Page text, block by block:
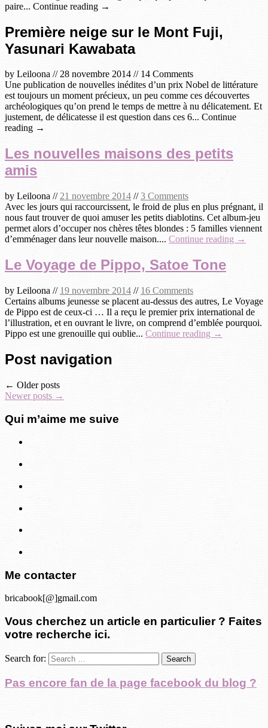
paire... Continue reading →
Première neige sur le Mont Fuji,
Yasunari Kawabata
by Leiloona //28 novembre 2014 // 14 Comments
Une publication de nouvelles inédites d’un prix Nobel de littérature
est toujours un moment précieux, un peu comme ces découvertes
archéologiques qu’on prend le temps de mettre à nu délicatement. Et
justement, de délicatesse il est question dans ces 6... Continue
reading →
Les nouvelles maisons des petits
amis
by Leiloona // 21 novembre 2014 //3 Comments
Avec les jours qui raccourcissent, le froid de plus en plus prégnant, il
nous faut trouver de quoi amuser les petits diablotins. Cet album-jeu
permet alors d’occuper nos chères têtes blondes : 5 familles viennent
d’emménager dans leur nouvelle maison.... Continue reading →
Le Voyage de Pippo, Satoe Tone
by Leiloona // 19 novembre 2014// 16 Comments
Certains albums jeunesse se placent au-dessus des autres, Le Voyage
de Pippo est de ceux-ci … Il a reçu le premier prix international de
l’illustration, et en ouvrant le livre, on comprend d’emblée pourquoi.
Pippo est une grenouille qui oublie... Continue reading →
Post navigation
← Older posts
Newer posts →
Qui m’aime me suive
Me contacter
bricabook[@]gmail.com
Vous cherchez un article en particulier ? Faites
votre recherche ici.
Search for:
Pas encore fan de la page facebook du blog ?